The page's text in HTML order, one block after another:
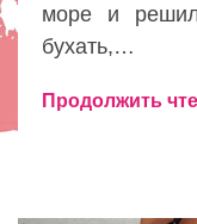
море и
бухать,…
Продолжить